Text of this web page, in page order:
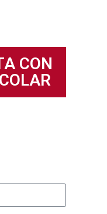
CON